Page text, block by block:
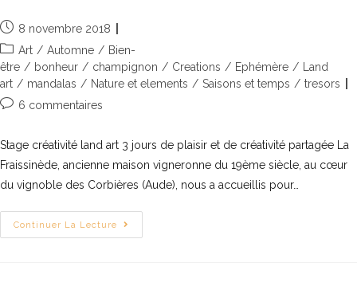
8 novembre 2018
Art / Automne / Bien-
être / bonheur / champignon / Creations / Ephémère / Land
art / mandalas / Nature et elements / Saisons et temps / tresors
6 commentaires
Stage créativité land art 3 jours de plaisir et de créativité partagée La
Fraissinède, ancienne maison vigneronne du 19ème siècle, au cœur
du vignoble des Corbières (Aude), nous a accueillis pour…
Continuer La Lecture